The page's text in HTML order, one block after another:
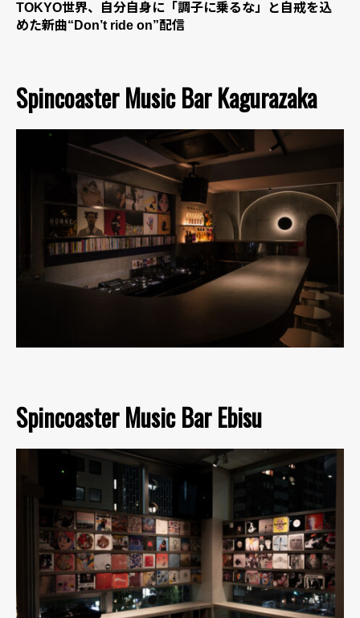
TOKYO世界、自分自身に「調子に乗るな」と自戒を込
めた新曲“Don’t ride on”配信
Spincoaster Music Bar Kagurazaka
Spincoaster Music Bar Ebisu